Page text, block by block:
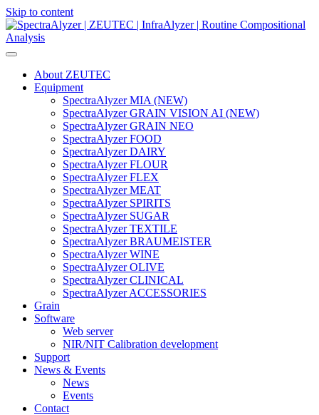
Skip to content
Main
Navigation
About ZEUTEC
Equipment
SpectraAlyzer MIA (NEW)
SpectraAlyzer GRAIN VISION AI (NEW)
SpectraAlyzer GRAIN NEO
SpectraAlyzer FOOD
SpectraAlyzer DAIRY
SpectraAlyzer FLOUR
SpectraAlyzer FLEX
SpectraAlyzer MEAT
SpectraAlyzer SPIRITS
SpectraAlyzer SUGAR
SpectraAlyzer TEXTILE
SpectraAlyzer BRAUMEISTER
SpectraAlyzer WINE
SpectraAlyzer OLIVE
SpectraAlyzer CLINICAL
SpectraAlyzer ACCESSORIES
Grain
Software
Web server
NIR/NIT Calibration development
Support
News & Events
News
Events
Contact